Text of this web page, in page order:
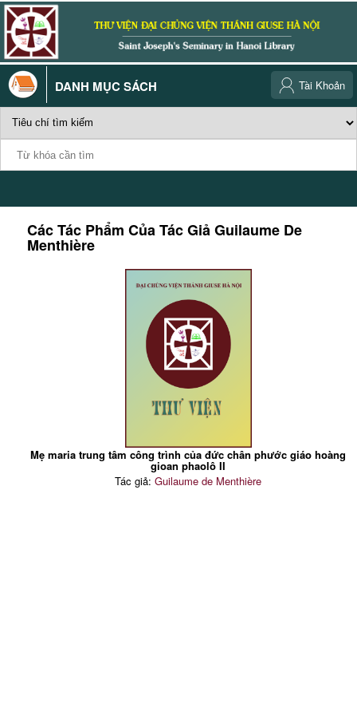
DANH MỤC SÁCH Tài Khoản
Các Tác Phẩm Của Tác GiảGuilaume De
Menthière
Mẹ maria trung tâm công trình của đức chân phước giáo hoàng
gioan phaolô II
Tác giả:Guilaume de Menthière